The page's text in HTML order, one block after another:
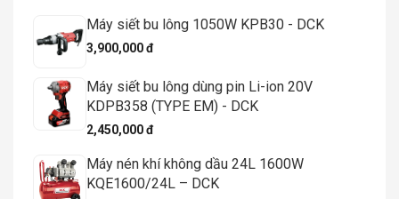
Máy siết bu lông 1050W KPB30 - DCK
3,900,000 đ
Máy siết bu lông dùng pin Li-ion 20V
KDPB358 (TYPE EM) - DCK
2,450,000 đ
Máy nén khí không dầu 24L 1600W
KQE1600/24L – DCK